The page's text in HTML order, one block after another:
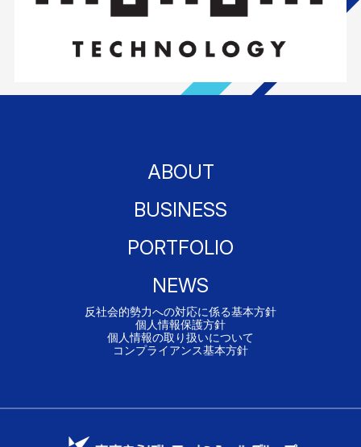
ABOUT
BUSINESS
PORTFOLIO
NEWS
反社会的勢力への対応に係る基本方針
個人情報保護方針
個人情報の取り扱いについて
コンプライアンス基本方針